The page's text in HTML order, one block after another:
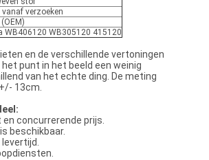
vanaf verzoeken
WB406120 WB305120 415120
en de verschillende vertoningen
het punt in het beeld een weinig
van het echte ding. De meting
13cm.
concurrerende prijs.
beschikbaar.
levertijd.